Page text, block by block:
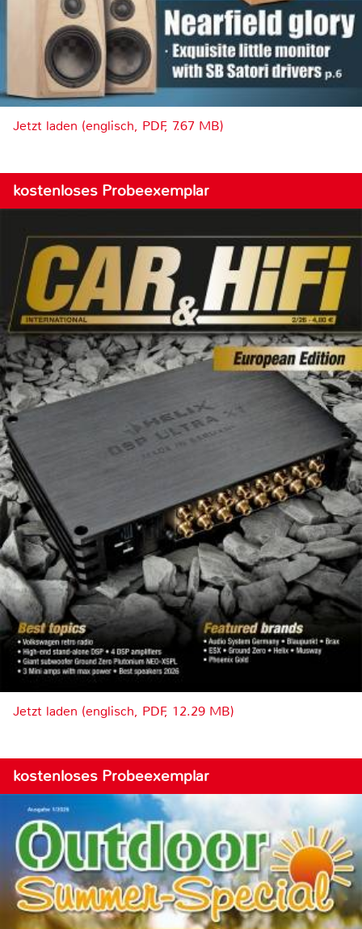
Jetzt laden (englisch, PDF, 7.67 MB)
kostenloses Probeexemplar
Jetzt laden (englisch, PDF, 12.29 MB)
kostenloses Probeexemplar